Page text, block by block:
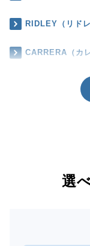
RIDLEY（リドレ
CARRERA（カ
選